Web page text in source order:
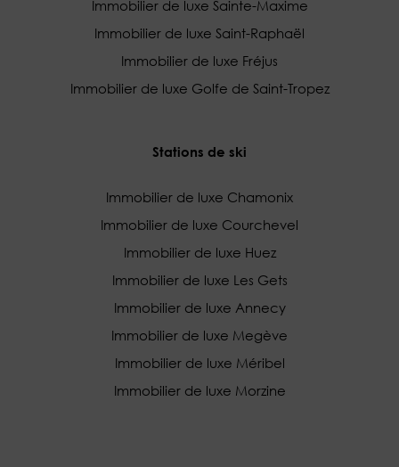
Immobilier de luxe Sainte-Maxime
Immobilier de luxe Saint-Raphaël
Immobilier de luxe Fréjus
Immobilier de luxe Golfe de Saint-Tropez
Stations de ski
Immobilier de luxe Chamonix
Immobilier de luxe Courchevel
Immobilier de luxe Huez
Immobilier de luxe Les Gets
Immobilier de luxe Annecy
Immobilier de luxe Megève
Immobilier de luxe Méribel
Immobilier de luxe Morzine